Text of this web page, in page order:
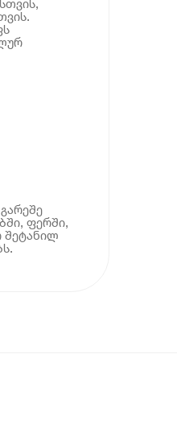
ფერში,
შეტანილ